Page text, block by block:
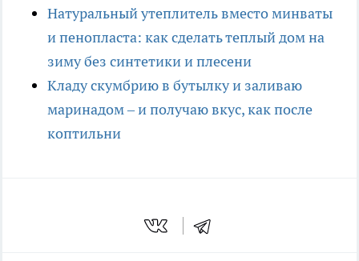
Натуральный утеплитель вместо минваты
и пенопласта: как сделать теплый дом на
зиму без синтетики и плесени
Кладу скумбрию в бутылку и заливаю
маринадом – и получаю вкус, как после
коптильни